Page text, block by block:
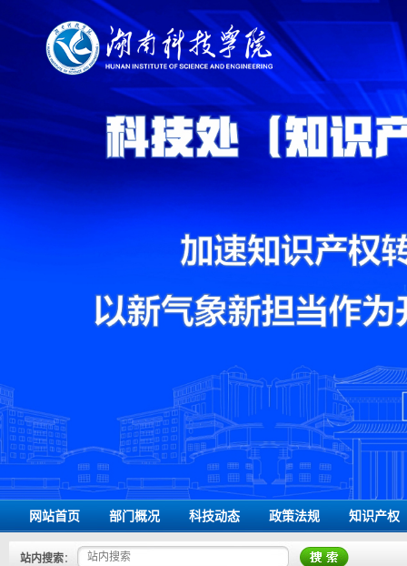
网站首页 部门概况
领导信息
科技动态 政策法规
国家级相关文件
知识产权
站内搜索：